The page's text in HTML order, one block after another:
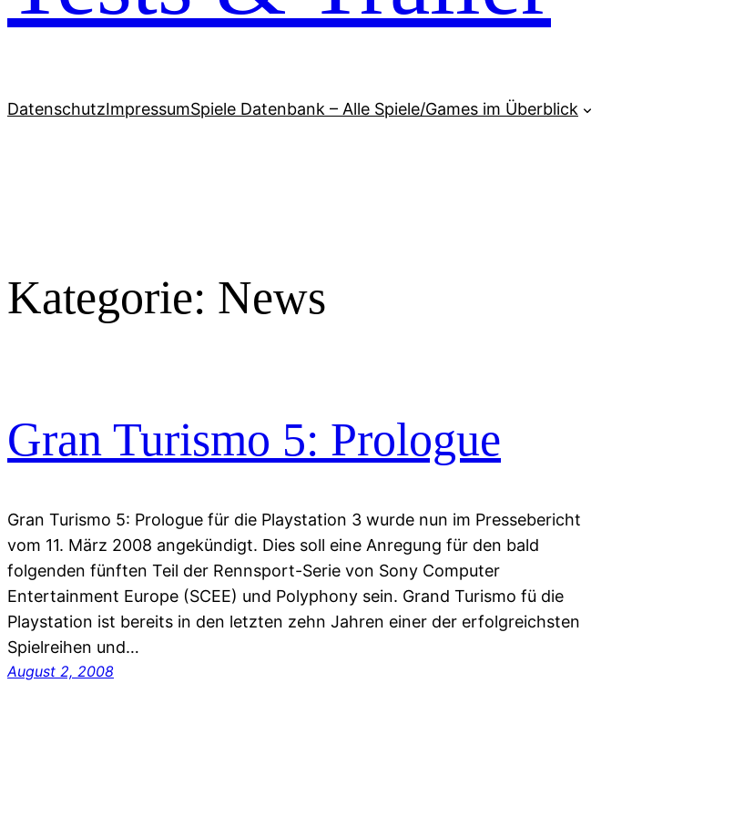
DatenschutzImpressumSpiele Datenbank – Alle Spiele/Games im Überblick
Kategorie: News
Gran Turismo 5: Prologue
Gran Turismo 5: Prologue für die Playstation 3 wurde nun im Pressebericht
vom 11. März 2008 angekündigt. Dies soll eine Anregung für den bald
folgenden fünften Teil der Rennsport-Serie von Sony Computer
Entertainment Europe (SCEE) und Polyphony sein. Grand Turismo fü die
Playstation ist bereits in den letzten zehn Jahren einer der erfolgreichsten
Spielreihen und…
August 2, 2008